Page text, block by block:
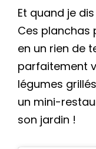
Et quand je
Ces planchas
en un rien de
parfaitement
légumes
un mini-
son jardin !